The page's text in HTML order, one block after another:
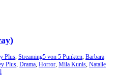
Plus Streaming5 von 5 Punkten Barbara
Plus Drama Horror Mila Kunis Natalie